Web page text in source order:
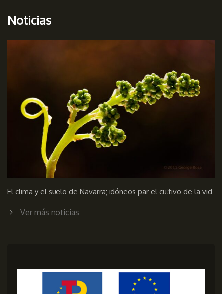
Noticias
El clima y el suelo de Navarra; idóneos par el cultivo de la vid
Ver más noticias